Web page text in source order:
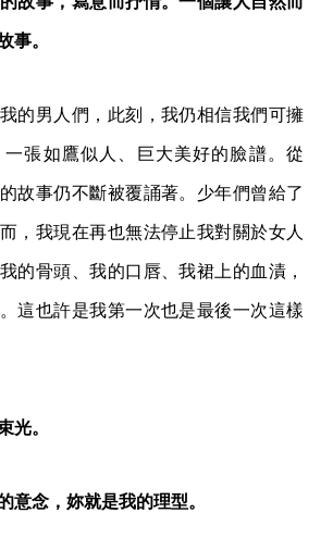
事。
的男人們，此刻，我仍相信我們可擁
張如鷹似人、巨大美好的臉譜。從
故事仍不斷被覆誦著。少年們曾給了
，我現在再也無法停止我對關於女人
的骨頭、我的口唇、我裙上的血漬，
這也許是我第一次也是最後一次這樣
光。
意念，妳就是我的理型。